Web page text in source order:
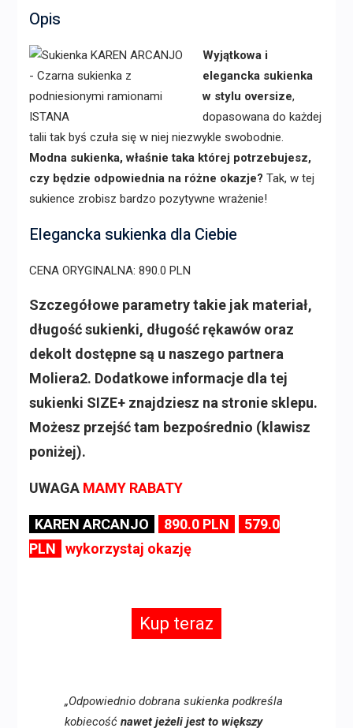
Opis
Wyjątkowa i
elegancka sukienka
w stylu oversize,
dopasowana do każdej
talii tak byś czuła się w niej niezwykle swobodnie.
Modna sukienka, właśnie taka której potrzebujesz,
czy będzie odpowiednia na różne okazje? Tak, w tej
sukience zrobisz bardzo pozytywne wrażenie!
Elegancka sukienka dla Ciebie
CENA ORYGINALNA: 890.0 PLN
Szczegółowe parametry takie jak materiał,
długość sukienki, długość rękawów oraz
dekolt dostępne są u naszego partnera
Moliera2. Dodatkowe informacje dla tej
sukienki SIZE+ znajdziesz na stronie sklepu.
Możesz przejść tam bezpośrednio (klawisz
poniżej).
UWAGA MAMY RABATY
KAREN ARCANJO 890.0 PLN
579.0
PLN
wykorzystaj okazję
Kup teraz
„Odpowiednio dobrana sukienka podkreśla
kobiecość nawet jeżeli jest to większy